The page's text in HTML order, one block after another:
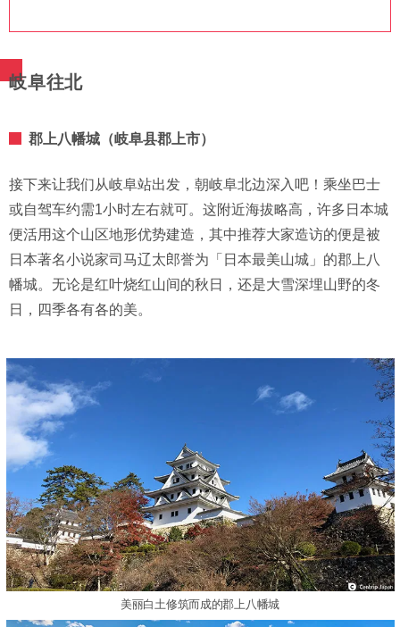
岐阜往北
郡上八幡城（岐阜县郡上市）
接下来让我们从岐阜站出发，朝岐阜北边深入吧！乘坐巴士
或自驾车约需1小时左右就可。这附近海拔略高，许多日本城
便活用这个山区地形优势建造，其中推荐大家造访的便是被
日本著名小说家司马辽太郎誉为「日本最美山城」的郡上八
幡城。无论是红叶烧红山间的秋日，还是大雪深埋山野的冬
日，四季各有各的美。
美丽白土修筑而成的郡上八幡城